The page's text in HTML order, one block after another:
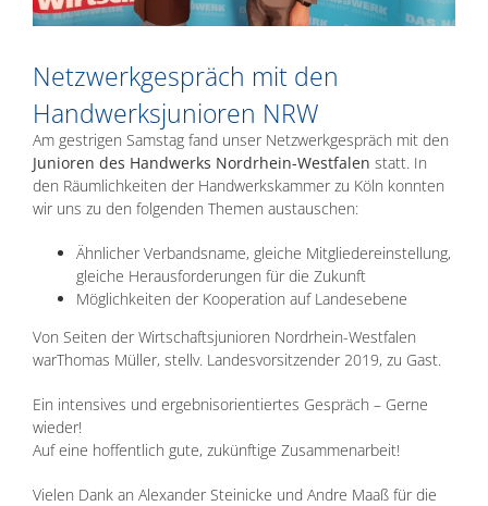
Netzwerkgespräch mit den
Handwerksjunioren NRW
Am gestrigen Samstag fand unser Netzwerkgespräch mit den
Junioren des Handwerks Nordrhein-Westfalen statt. In
den Räumlichkeiten der Handwerkskammer zu Köln konnten
wir uns zu den folgenden Themen austauschen:
Ähnlicher Verbandsname, gleiche Mitgliedereinstellung,
gleiche Herausforderungen für die Zukunft
Möglichkeiten der Kooperation auf Landesebene
Von Seiten der Wirtschaftsjunioren Nordrhein-Westfalen
warThomas Müller, stellv. Landesvorsitzender 2019, zu Gast.
Ein intensives und ergebnisorientiertes Gespräch – Gerne
wieder!
Auf eine hoffentlich gute, zukünftige Zusammenarbeit!
Vielen Dank an Alexander Steinicke und Andre Maaß für die